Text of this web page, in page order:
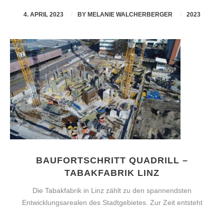
4. APRIL 2023 BY MELANIE WALCHERBERGER 2023
BAUFORTSCHRITT QUADRILL –
TABAKFABRIK LINZ
Die Tabakfabrik in Linz zählt zu den spannendsten
Entwicklungsarealen des Stadtgebietes. Zur Zeit entsteht